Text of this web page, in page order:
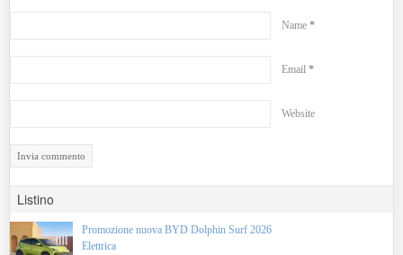
Name *
Email *
Website
Listino
Promozione nuova BYD Dolphin Surf 2026
Elettrica